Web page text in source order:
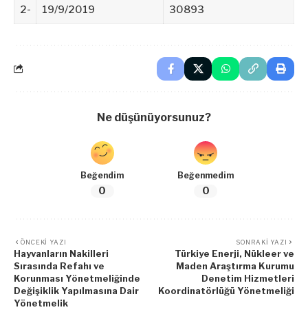
2- 19/9/2019 30893
Ne düşünüyorsunuz?
Beğendim
0
Beğenmedim
0
ÖNCEKI YAZI
Hayvanların Nakilleri
Sırasında Refahı ve
Korunması Yönetmeliğinde
Değişiklik Yapılmasına Dair
Yönetmelik
SONRAKI YAZI
Türkiye Enerji, Nükleer ve
Maden Araştırma Kurumu
Denetim Hizmetleri
Koordinatörlüğü Yönetmeliği